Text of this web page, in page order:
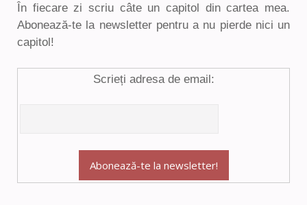
În fiecare zi scriu câte un capitol din cartea mea.
Abonează-te la newsletter pentru a nu pierde nici un
capitol!
Scrieți adresa de email: